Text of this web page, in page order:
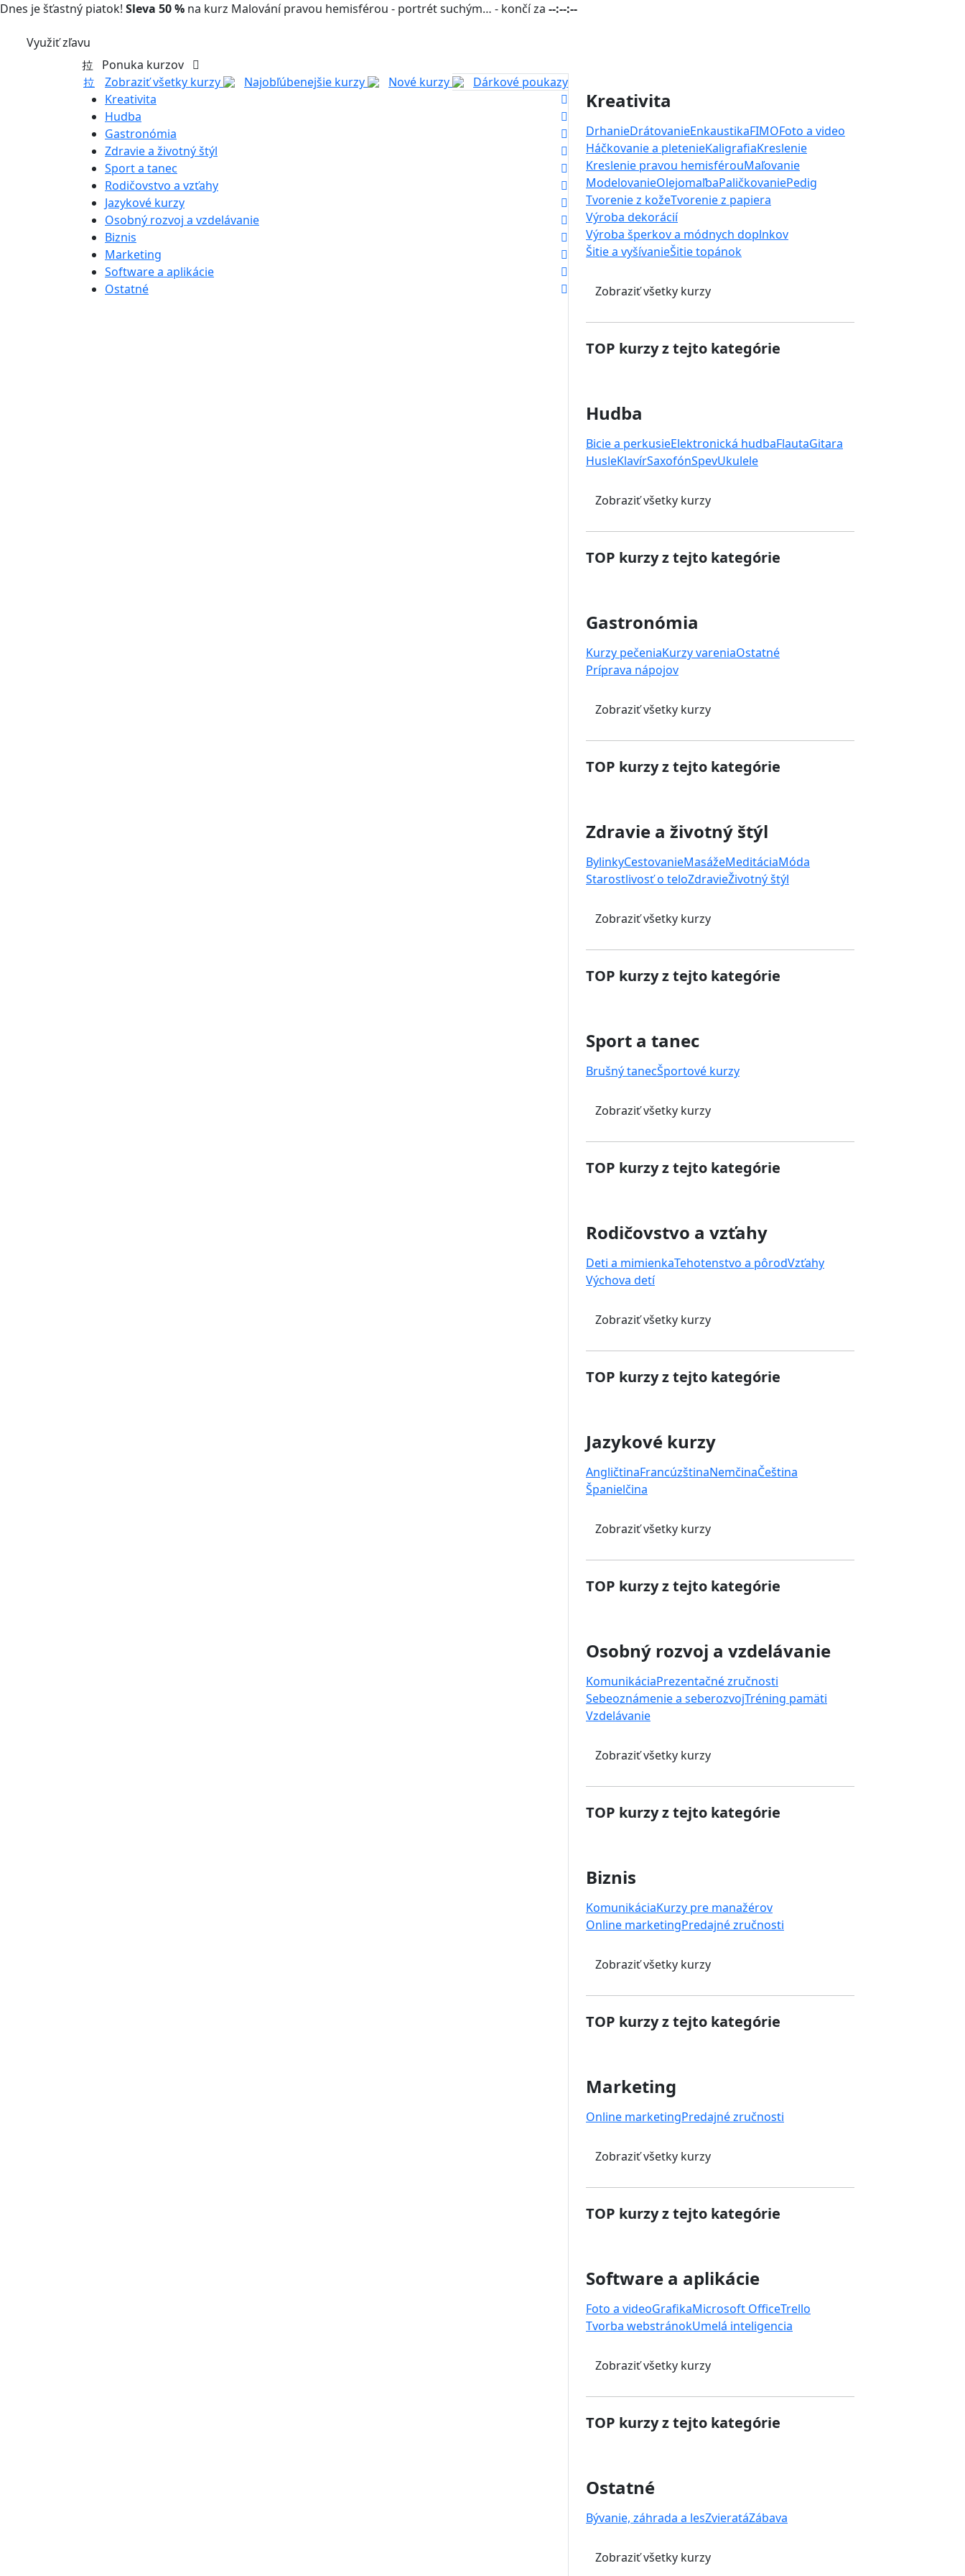
Dnes je šťastný piatok! Sleva 50 % na kurz Malování pravou hemisférou - portrét suchým… - končí za --:--:--
Využiť zľavu
Ponuka kurzov
Zobraziť všetky kurzy
Najobľúbenejšie kurzy Nové kurzy
Dárkové poukazy
Kreativita
Hudba
Gastronómia
Zdravie a životný štýl
Sport a tanec
Rodičovstvo a vzťahy
Jazykové kurzy
Osobný rozvoj a vzdelávanie
Biznis
Marketing
Software a aplikácie
Ostatné
Kreativita
DrhanieDrátovanieEnkaustikaFIMOFoto a video
Háčkovanie a pletenieKaligrafiaKreslenie
Kreslenie pravou hemisférouMaľovanie
ModelovanieOlejomaľbaPaličkovaniePedig
Tvorenie z kožeTvorenie z papiera
Výroba dekorácií
Výroba šperkov a módnych doplnkov
Šitie a vyšívanieŠitie topánok
Zobraziť všetky kurzy
TOP kurzy z tejto kategórie
Hudba
Bicie a perkusieElektronická hudbaFlautaGitara
HusleKlavírSaxofónSpevUkulele
Zobraziť všetky kurzy
TOP kurzy z tejto kategórie
Gastronómia
Kurzy pečeniaKurzy vareniaOstatné
Príprava nápojov
Zobraziť všetky kurzy
TOP kurzy z tejto kategórie
Zdravie a životný štýl
BylinkyCestovanieMasážeMeditáciaMóda
Starostlivosť o teloZdravieŽivotný štýl
Zobraziť všetky kurzy
TOP kurzy z tejto kategórie
Sport a tanec
Brušný tanecŠportové kurzy
Zobraziť všetky kurzy
TOP kurzy z tejto kategórie
Rodičovstvo a vzťahy
Deti a mimienkaTehotenstvo a pôrodVzťahy
Výchova detí
Zobraziť všetky kurzy
TOP kurzy z tejto kategórie
Jazykové kurzy
AngličtinaFrancúzštinaNemčinaČeština
Španielčina
Zobraziť všetky kurzy
TOP kurzy z tejto kategórie
Osobný rozvoj a vzdelávanie
KomunikáciaPrezentačné zručnosti
Sebeoznámenie a seberozvojTréning pamäti
Vzdelávanie
Zobraziť všetky kurzy
TOP kurzy z tejto kategórie
Biznis
KomunikáciaKurzy pre manažérov
Online marketingPredajné zručnosti
Zobraziť všetky kurzy
TOP kurzy z tejto kategórie
Marketing
Online marketingPredajné zručnosti
Zobraziť všetky kurzy
TOP kurzy z tejto kategórie
Software a aplikácie
Foto a videoGrafikaMicrosoft OfficeTrello
Tvorba webstránokUmelá inteligencia
Zobraziť všetky kurzy
TOP kurzy z tejto kategórie
Ostatné
Bývanie, záhrada a lesZvieratáZábava
Zobraziť všetky kurzy